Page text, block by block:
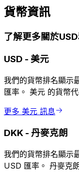
貨幣資訊
了解更多關於
USD - 美元
我們的貨幣排名顯示
匯率。 美元 的貨幣
更多 美元 訊息
DKK - 丹麥克朗
我們的貨幣排名顯示
USD 匯率。 丹麥克